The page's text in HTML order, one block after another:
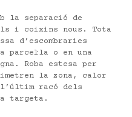
la separació de
i coixins nous. Tota
d’escombraries
parcel·la o en una
Roba estesa per
la zona, calor
racó dels
targeta.